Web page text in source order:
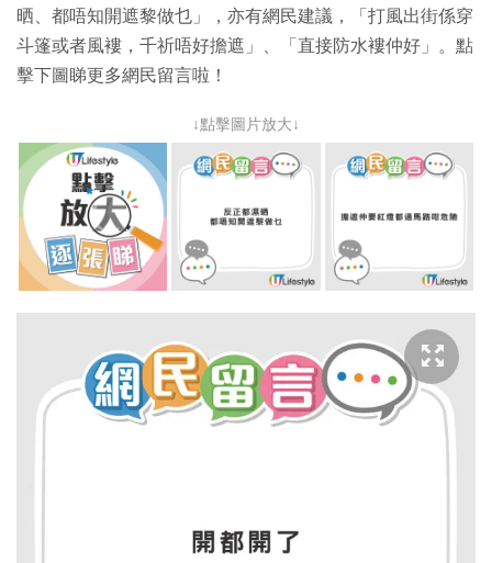
晒、都唔知開遮黎做乜」，亦有網民建議，「打風出街係穿
斗篷或者風褸，千祈唔好擔遮」、「直接防水褸仲好」。點
擊下圖睇更多網民留言啦！
↓點擊圖片放大↓